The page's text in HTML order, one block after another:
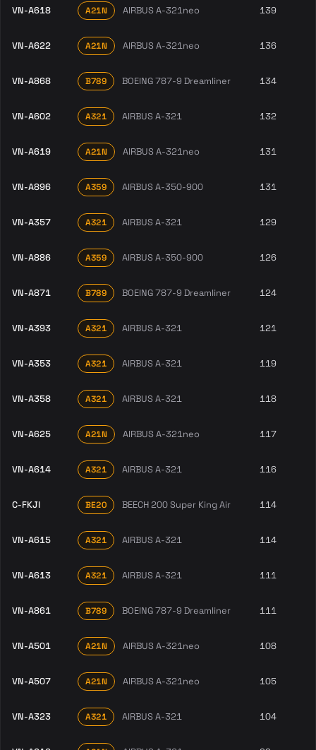
VN-A618 A21N AIRBUS A-321neo 139
VN-A622 A21N AIRBUS A-321neo 136
VN-A868 B789 BOEING 787-9 Dreamliner 134
VN-A602 A321 AIRBUS A-321 132
VN-A619 A21N AIRBUS A-321neo 131
VN-A896 A359 AIRBUS A-350-900 131
VN-A357 A321 AIRBUS A-321 129
VN-A886 A359 AIRBUS A-350-900 126
VN-A871 B789 BOEING 787-9 Dreamliner 124
VN-A393 A321 AIRBUS A-321 121
VN-A353 A321 AIRBUS A-321 119
VN-A358 A321 AIRBUS A-321 118
VN-A625 A21N AIRBUS A-321neo 117
VN-A614 A321 AIRBUS A-321 116
C-FKJI BE20 BEECH 200 Super King Air 114
VN-A615 A321 AIRBUS A-321 114
VN-A613 A321 AIRBUS A-321 111
VN-A861 B789 BOEING 787-9 Dreamliner 111
VN-A501 A21N AIRBUS A-321neo 108
VN-A507 A21N AIRBUS A-321neo 105
VN-A323 A321 AIRBUS A-321 104